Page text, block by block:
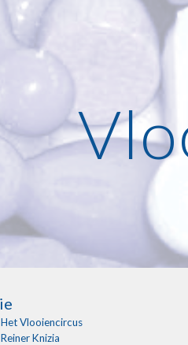
Skip to main content
Het Vlooiencircus
Reiner Knizia